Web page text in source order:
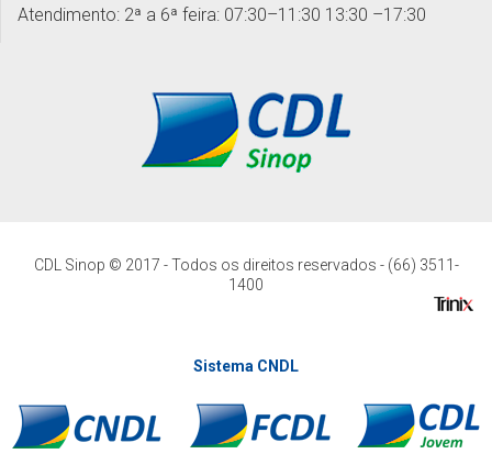
Atendimento: 2ª a 6ª feira: 07:30–11:30 13:30 –17:30
CDL Sinop © 2017 - Todos os direitos reservados - (66) 3511-
1400
Sistema CNDL